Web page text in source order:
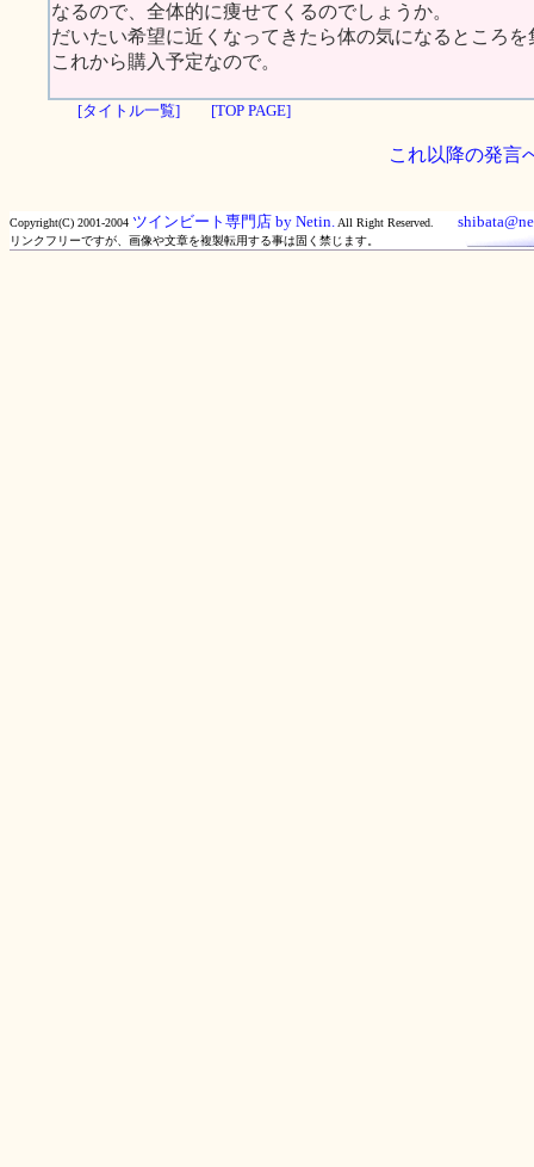
なるので、全体的に痩せてくるのでしょうか。
だいたい希望に近くなってきたら体の気になるところ
これから購入予定なので。
[タイトル一覧] [TOP PAGE]
これ以降の発言
Copyright(C) 2001-2004 ツインビート専門店 by Netin. All Right Reserved.
リンクフリーですが、画像や文章を複製転用する事は固く禁じます。